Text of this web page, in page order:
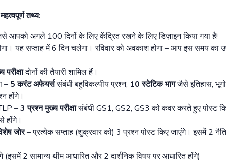
तथ्य:
आपको अगले 100 दिनों के लिए केंद्रित रखने के लिए डिज़ाइन किया गया है!
यह सप्ताह में 6 दिन चलेगा। रविवार को अवकाश होगा – आप इस समय का
परीक्षादोनों की तैयारी शामिल हैं।
– 5करंट अफेयर्ससंबंधी बहुविकल्पीय प्रश्न, 10स्टेटिक भागजैसे इतिहास,
होंगे।
–3प्रश्न मुख्य परीक्षासंबंधी GS1, GS2, GS3 को कवर करते हुए पोस्ट
होंगे।
जोर– प्रत्येक सप्ताह (शुक्रवार को) 3 प्रश्न पोस्ट किए जाएंगे। इसमें 2
(इसमें 2 सामान्य थीम आधारित और 2 दार्शनिक विषय पर आधारित होंगे)